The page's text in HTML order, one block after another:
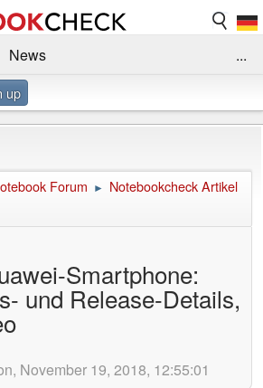
News
...
up
Forum ► Notebookcheck Artikel
Smartphone:
und Release-Details,
November 19, 2018, 12:55:01